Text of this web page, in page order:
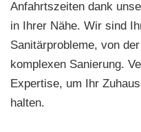
Anfahrtszeiten dank
in Ihrer Nähe. Wir sind
Sanitärprobleme, von
komplexen Sanierung.
Expertise, um Ihr
halten.